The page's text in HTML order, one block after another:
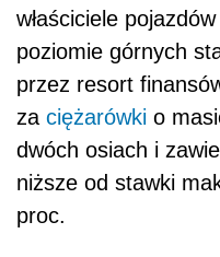
właściciele
poziomie górnych
przez resort
za ciężarówki o
dwóch osiach i
niższe od stawki
proc.